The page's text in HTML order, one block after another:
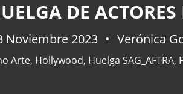
DE
Noviembre 2023 Verónica
Arte, Hollywood, Huelga SAG_AFTRA,